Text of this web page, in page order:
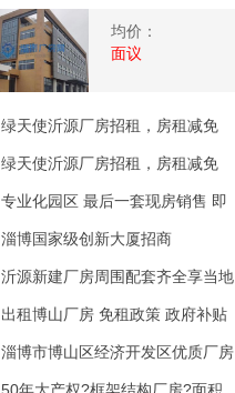
均价：
面议
绿天使沂源厂房招租，房租减免
绿天使沂源厂房招租，房租减免
专业化园区 最后一套现房销售 即
淄博国家级创新大厦招商
沂源新建厂房周围配套齐全享当地
出租博山厂房 免租政策 政府补贴
淄博市博山区经济开发区优质厂房